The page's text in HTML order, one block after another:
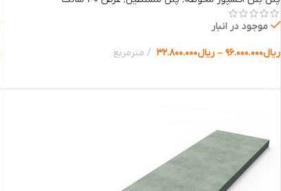
موجود در انبار
ریال۹۶.۰۰۰.۰۰۰ – ریال۳۲.۸۰۰.۰۰۰ مترمربع